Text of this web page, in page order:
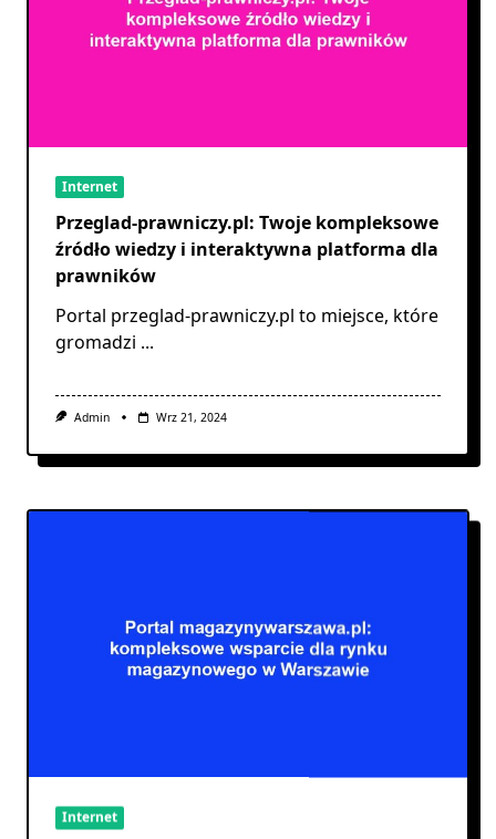
Internet
Przeglad-prawniczy.pl: Twoje kompleksowe
źródło wiedzy i interaktywna platforma dla
prawników
Portal przeglad-prawniczy.pl to miejsce, które
gromadzi ...
Admin Wrz 21, 2024
Internet